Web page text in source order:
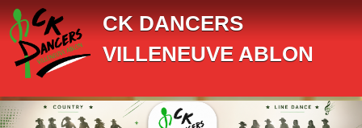
CK DANCERS
VILLENEUVE ABLON
Panneau de gestion des cookies